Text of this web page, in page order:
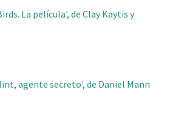
La película', de Clay Kaytis y
agente secreto', de Daniel Mann